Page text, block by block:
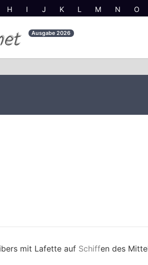
H I J K L M N O
Ausgabe2026
mit Lafette auf Schiffen des